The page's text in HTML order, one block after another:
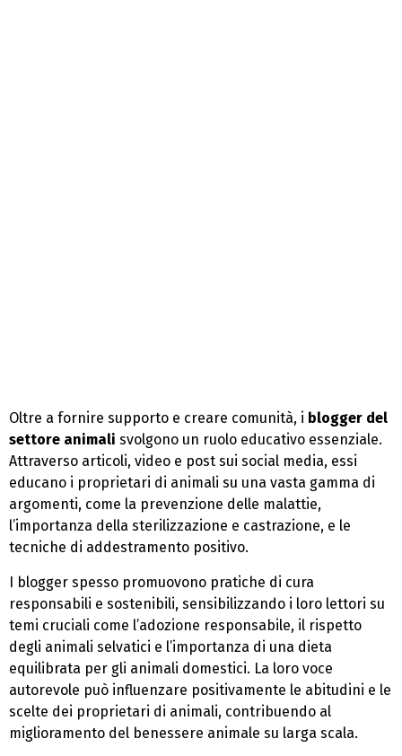
Oltre a fornire supporto e creare comunità, i blogger del
settore animali svolgono un ruolo educativo essenziale.
Attraverso articoli, video e post sui social media, essi
educano i proprietari di animali su una vasta gamma di
argomenti, come la prevenzione delle malattie,
l’importanza della sterilizzazione e castrazione, e le
tecniche di addestramento positivo.
I blogger spesso promuovono pratiche di cura
responsabili e sostenibili, sensibilizzando i loro lettori su
temi cruciali come l’adozione responsabile, il rispetto
degli animali selvatici e l’importanza di una dieta
equilibrata per gli animali domestici. La loro voce
autorevole può influenzare positivamente le abitudini e le
scelte dei proprietari di animali, contribuendo al
miglioramento del benessere animale su larga scala.